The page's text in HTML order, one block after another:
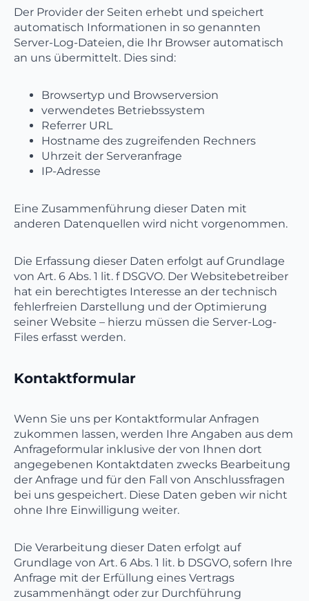
Der Provider der Seiten erhebt und speichert
automatisch Informationen in so genannten
Server-Log-Dateien, die Ihr Browser automatisch
an uns übermittelt. Dies sind:
Browsertyp und Browserversion
verwendetes Betriebssystem
Referrer URL
Hostname des zugreifenden Rechners
Uhrzeit der Serveranfrage
IP-Adresse
Eine Zusammenführung dieser Daten mit
anderen Datenquellen wird nicht vorgenommen.
Die Erfassung dieser Daten erfolgt auf Grundlage
von Art. 6 Abs. 1 lit. f DSGVO. Der Websitebetreiber
hat ein berechtigtes Interesse an der technisch
fehlerfreien Darstellung und der Optimierung
seiner Website – hierzu müssen die Server-Log-
Files erfasst werden.
Kontaktformular
Wenn Sie uns per Kontaktformular Anfragen
zukommen lassen, werden Ihre Angaben aus dem
Anfrageformular inklusive der von Ihnen dort
angegebenen Kontaktdaten zwecks Bearbeitung
der Anfrage und für den Fall von Anschlussfragen
bei uns gespeichert. Diese Daten geben wir nicht
ohne Ihre Einwilligung weiter.
Die Verarbeitung dieser Daten erfolgt auf
Grundlage von Art. 6 Abs. 1 lit. b DSGVO, sofern Ihre
Anfrage mit der Erfüllung eines Vertrags
zusammenhängt oder zur Durchführung